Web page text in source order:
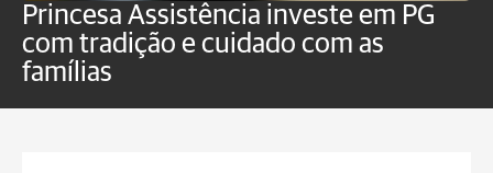
Princesa Assistência investe em PG
com tradição e cuidado com as
famílias